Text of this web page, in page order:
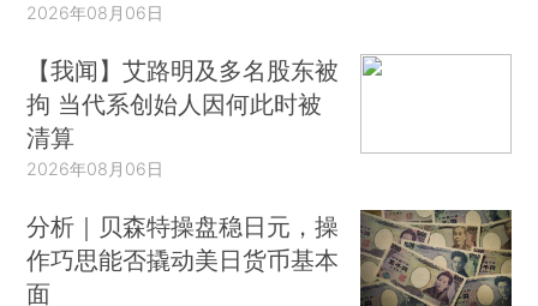
2026年08月06日
【我闻】艾路明及多名股东被
拘 当代系创始人因何此时被
清算
2026年08月06日
分析｜贝森特操盘稳日元，操
作巧思能否撬动美日货币基本
面